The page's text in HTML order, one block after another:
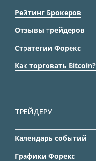
Рейтинг Брокеров
Отзывы трейдеров
Стратегии Форекс
Как торговать Bitcoin?
ТРЕЙДЕРУ
Календарь событий
Графики Форекс